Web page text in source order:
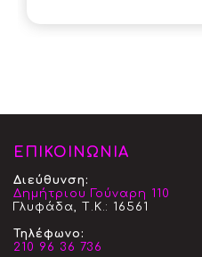
ΕΠΙΚΟΙΝΩΝΙΑ
Διεύθυνση:
Δημήτριου Γούναρη 110
Γλυφάδα, Τ.Κ.: 16561
Τηλέφωνο:
210 96 36 736